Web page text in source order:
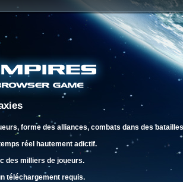
forme des alliances, combats dans des
réel hautement adictif.
des milliers de joueurs.
téléchargement requis.